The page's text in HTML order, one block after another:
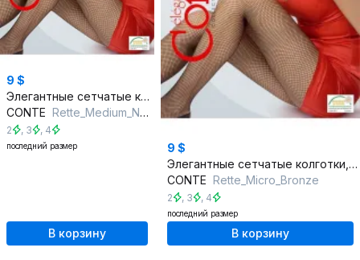
9 $
Элегантные сетчатые колготки, подчеркнут красоту ног, круглый год
CONTE Rette_Medium_Nero
2 , 3 , 4
последний размер
В корзину
9 $
Элегантные сетчатые колготки, акцент на ногах, круглый год
CONTE Rette_Micro_Bronze
2 , 3 , 4
последний размер
В корзину